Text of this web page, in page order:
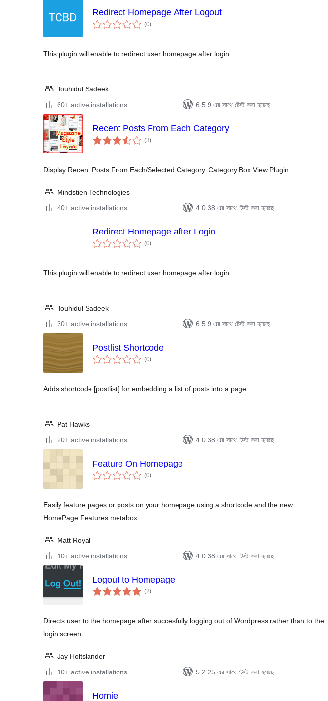
Redirect Homepage After Logout
(0total
ratings
)
This plugin will enable to redirect user homepage after login.
Touhidul Sadeek
60+ active installations
6.5.9 এর সাথে টেস্ট করা হয়েছে
Recent Posts From Each Category
(3total
ratings
)
Display Recent Posts From Each/Selected Category. Category Box View Plugin.
Mindstien Technologies
40+ active installations
4.0.38 এর সাথে টেস্ট করা হয়েছে
Redirect Homepage after Login
(0total
ratings
)
This plugin will enable to redirect user homepage after login.
Touhidul Sadeek
30+ active installations
6.5.9 এর সাথে টেস্ট করা হয়েছে
Postlist Shortcode
(0total
ratings
)
Adds shortcode [postlist] for embedding a list of posts into a page
Pat Hawks
20+ active installations
4.0.38 এর সাথে টেস্ট করা হয়েছে
Feature On Homepage
(0total
ratings
)
Easily feature pages or posts on your homepage using a shortcode and the new
HomePage Features metabox.
Matt Royal
10+ active installations
4.0.38 এর সাথে টেস্ট করা হয়েছে
Logout to Homepage
(2total
ratings
)
Directs user to the homepage after succesfully logging out of Wordpress rather than to the
login screen.
Jay Holtslander
10+ active installations
5.2.25 এর সাথে টেস্ট করা হয়েছে
Homie